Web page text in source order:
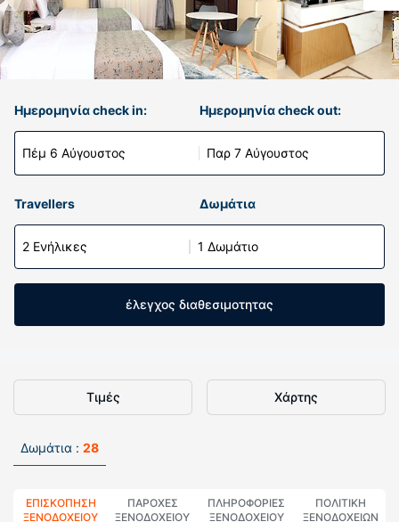
Ημερομηνία check in:
Πέμ 6 Αύγουστος
Ημερομηνία check out:
Παρ 7 Αύγουστος
Travellers Δωμάτια
2 Ενήλικες 1 Δωμάτιο
έλεγχος διαθεσιμοτητας
Τιμές Χάρτης
Δωμάτια : 28
ΕΠΙΣΚΌΠΗΣΗ
ΞΕΝΟΔΟΧΕΊΟΥ
ΠΑΡΟΧΕΣ
ΞΕΝΟΔΟΧΕΙΟΥ
ΠΛΗΡΟΦΟΡΊΕΣ
ΞΕΝΟΔΟΧΕΊΟΥ
ΠΟΛΙΤΙΚΗ
ΞΕΝΟΔΟΧΕΊΩΝ